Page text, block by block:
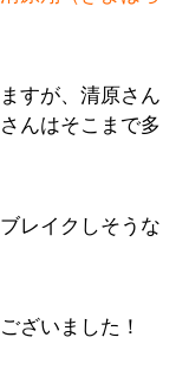
すが、清原さん
んはそこまで多
レイクしそうな
ざいました！